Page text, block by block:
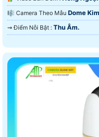
🎼️ Camera Theo Mẫu Dome
️⇝ Điểm Nỗi Bật : Thu Âm.